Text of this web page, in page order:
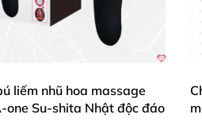
liếm nhũ hoa massage
one Su-shita Nhật độc đáo